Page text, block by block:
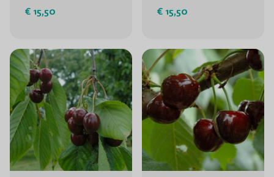
€ 15,50
€ 15,50